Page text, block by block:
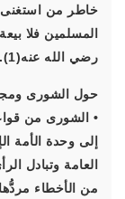
خاطر من استغنى
المسلمين فلا
رضي الله عنه(1).
حول الشورى
• الشورى من
إلى وحدة الأمة
العامة وتبادل
من الأخطاء مردُّها